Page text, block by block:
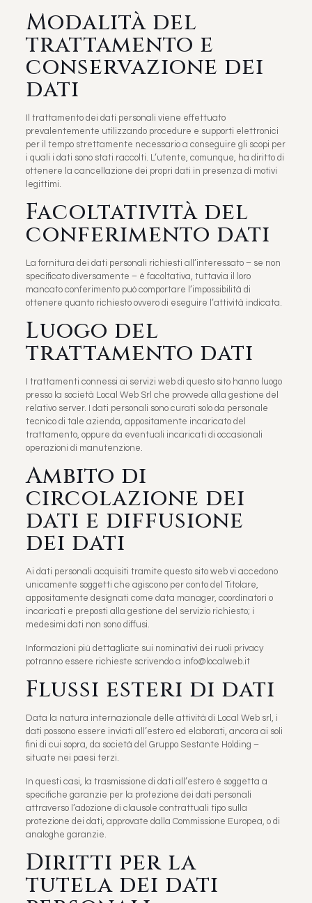
Modalità del
trattamento e
conservazione dei
dati
Il trattamento dei dati personali viene effettuato
prevalentemente utilizzando procedure e supporti elettronici
per il tempo strettamente necessario a conseguire gli scopi per
i quali i dati sono stati raccolti. L’utente, comunque, ha diritto di
ottenere la cancellazione dei propri dati in presenza di motivi
legittimi.
Facoltatività del
conferimento dati
La fornitura dei dati personali richiesti all’interessato – se non
specificato diversamente – è facoltativa, tuttavia il loro
mancato conferimento può comportare l’impossibilità di
ottenere quanto richiesto ovvero di eseguire l’attività indicata.
Luogo del
trattamento dati
I trattamenti connessi ai servizi web di questo sito hanno luogo
presso la società Local Web Srl che provvede alla gestione del
relativo server. I dati personali sono curati solo da personale
tecnico di tale azienda, appositamente incaricato del
trattamento, oppure da eventuali incaricati di occasionali
operazioni di manutenzione.
Ambito di
circolazione dei
dati e diffusione
dei dati
Ai dati personali acquisiti tramite questo sito web vi accedono
unicamente soggetti che agiscono per conto del Titolare,
appositamente designati come data manager, coordinatori o
incaricati e preposti alla gestione del servizio richiesto; i
medesimi dati non sono diffusi.
Informazioni più dettagliate sui nominativi dei ruoli privacy
potranno essere richieste scrivendo a info@localweb.it
Flussi esteri di dati
Data la natura internazionale delle attività di Local Web srl, i
dati possono essere inviati all’estero ed elaborati, ancora ai soli
fini di cui sopra, da società del Gruppo Sestante Holding –
situate nei paesi terzi.
In questi casi, la trasmissione di dati all’estero è soggetta a
specifiche garanzie per la protezione dei dati personali
attraverso l’adozione di clausole contrattuali tipo sulla
protezione dei dati, approvate dalla Commissione Europea, o di
analoghe garanzie.
Diritti per la
tutela dei dati